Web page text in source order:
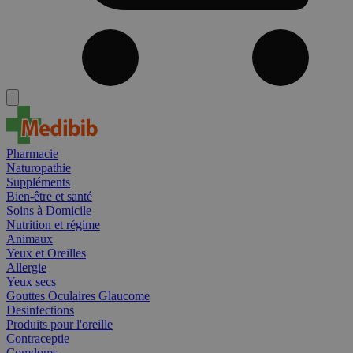
Pharmacie
Naturopathie
Suppléments
Bien-être et santé
Soins à Domicile
Nutrition et régime
Animaux
Yeux et Oreilles
Allergie
Yeux secs
Gouttes Oculaires Glaucome
Desinfections
Produits pour l'oreille
Contraceptie